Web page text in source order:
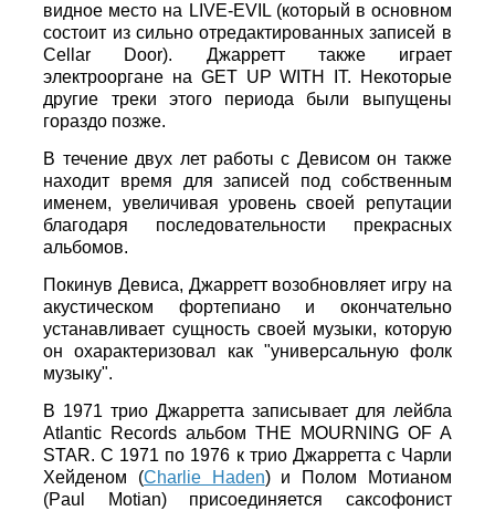
видное место на LIVE-EVIL (который в основном
состоит из сильно отредактированных записей в
Cellar Door). Джарретт также играет
электрооргане на GET UP WITH IT. Некоторые
другие треки этого периода были выпущены
гораздо позже.
В течение двух лет работы с Девисом он также
находит время для записей под собственным
именем, увеличивая уровень своей репутации
благодаря последовательности прекрасных
альбомов.
Покинув Девиса, Джарретт возобновляет игру на
акустическом фортепиано и окончательно
устанавливает сущность своей музыки, которую
он охарактеризовал как "универсальную фолк
музыку".
В 1971 трио Джарретта записывает для лейбла
Atlantic Records альбом THE MOURNING OF A
STAR. С 1971 по 1976 к трио Джарретта с Чарли
Хейденом (Charlie Haden) и Полом Мотианом
(Paul Motian) присоединяется саксофонист